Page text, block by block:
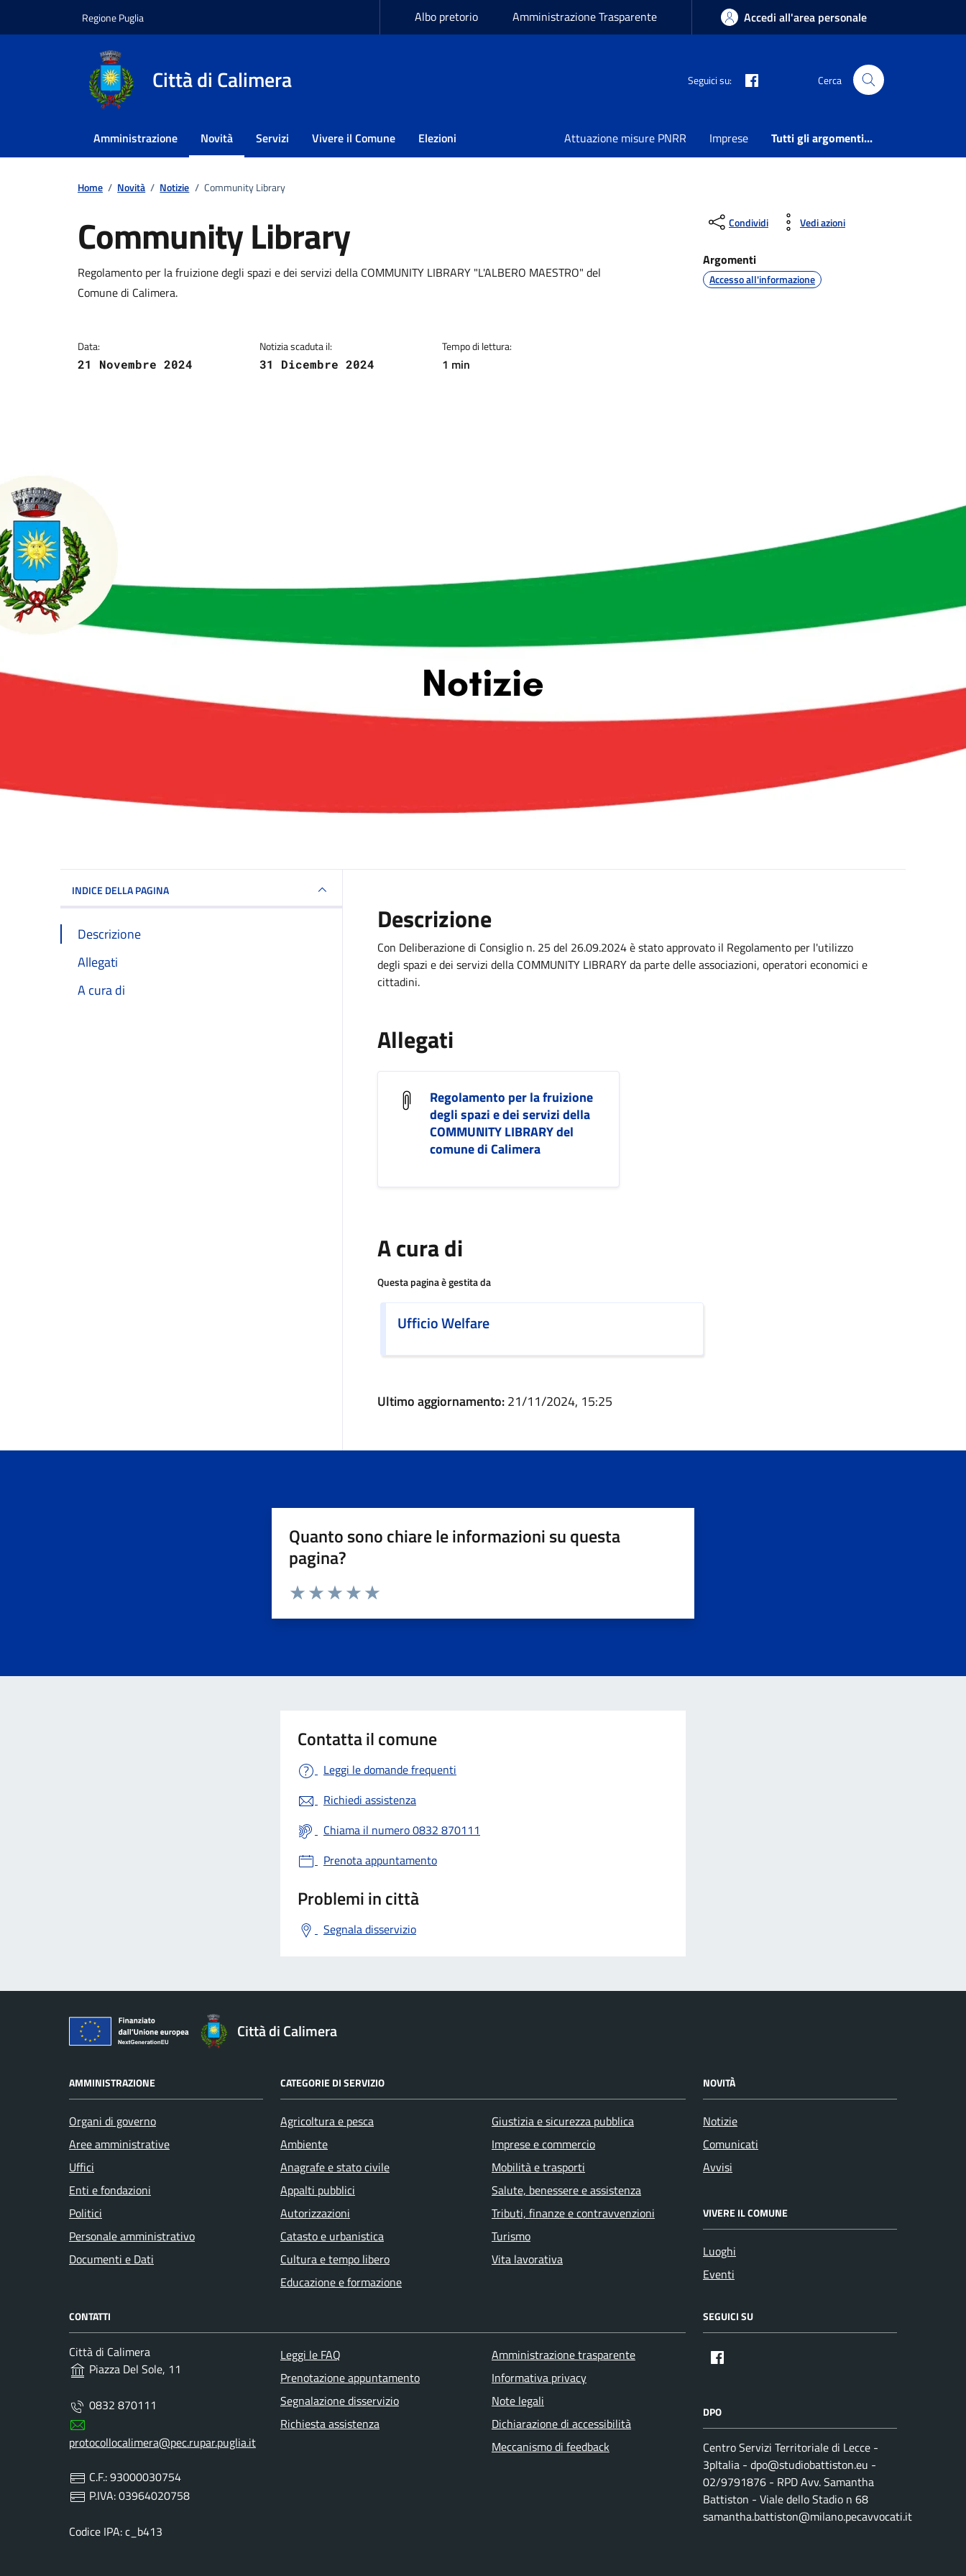
Regione Puglia Albo pretorio Amministrazione Trasparente Accedi all'area personale
Città di Calimera Seguici su: Cerca
Amministrazione Novità Servizi Vivere il Comune Elezioni Attuazione misure PNRR Imprese Tutti gli argomenti...
Home / Novità / Notizie / Community Library
Community Library
Dettagli della notizia
Regolamento per la fruizione degli spazi e dei servizi della COMMUNITY LIBRARY "L'ALBERO MAESTRO" del
Comune di Calimera.
Data:
21 Novembre 2024
Notizia scaduta il:
31 Dicembre 2024
Tempo di lettura:
1 min
Condividi Vedi azioni
Argomenti
Accesso all'informazione
INDICE DELLA PAGINA
Descrizione
Allegati
A cura di
Descrizione
Con Deliberazione di Consiglio n. 25 del 26.09.2024 è stato approvato il Regolamento per l'utilizzo
degli spazi e dei servizi della COMMUNITY LIBRARY da parte delle associazioni, operatori economici e
cittadini.
Allegati
Regolamento per la fruizione
degli spazi e dei servizi della
COMMUNITY LIBRARY del
comune di Calimera
A cura di
Questa pagina è gestita da
Ufficio Welfare
Ultimo aggiornamento:21/11/2024, 15:25
Quanto sono chiare le informazioni su questa
pagina?
Contatta il comune
Leggi le domande frequenti
Richiedi assistenza
Chiama il numero 0832 870111
Prenota appuntamento
Problemi in città
Segnala disservizio
Città di Calimera
AMMINISTRAZIONE
Organi di governo
Aree amministrative
Uffici
Enti e fondazioni
Politici
Personale amministrativo
Documenti e Dati
CATEGORIE DI SERVIZIO
Agricoltura e pesca
Ambiente
Anagrafe e stato civile
Appalti pubblici
Autorizzazioni
Catasto e urbanistica
Cultura e tempo libero
Educazione e formazione
Giustizia e sicurezza pubblica
Imprese e commercio
Mobilità e trasporti
Salute, benessere e assistenza
Tributi, finanze e contravvenzioni
Turismo
Vita lavorativa
NOVITÀ
Notizie
Comunicati
Avvisi
VIVERE IL COMUNE
Luoghi
Eventi
CONTATTI
Città di Calimera
Piazza Del Sole, 11
0832 870111
protocollocalimera@pec.rupar.puglia.it
C.F.: 93000030754
P.IVA: 03964020758
Codice IPA: c_b413
Leggi le FAQ
Prenotazione appuntamento
Segnalazione disservizio
Richiesta assistenza
Amministrazione trasparente
Informativa privacy
Note legali
Dichiarazione di accessibilità
Meccanismo di feedback
SEGUICI SU
DPO
Centro Servizi Territoriale di Lecce -
3pItalia - dpo@studiobattiston.eu -
02/9791876 - RPD Avv. Samantha
Battiston - Viale dello Stadio n 68
samantha.battiston@milano.pecavvocati.it